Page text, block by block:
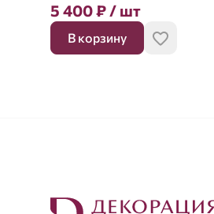
5 400₽/ шт
В корзину